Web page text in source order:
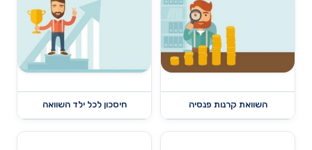
השוואת קרנות פנסיה חיסכון לכל ילד השוואה